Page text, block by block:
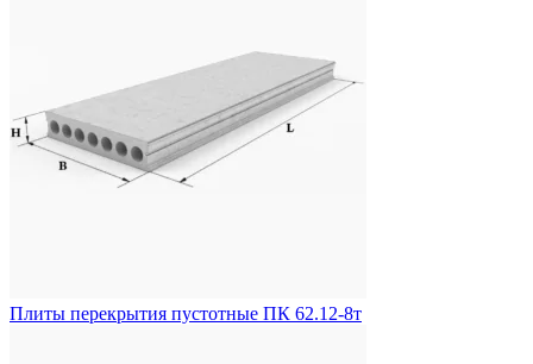
Плиты перекрытия пустотные ПК 62.12-8т